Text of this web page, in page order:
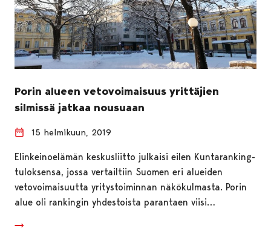
Porin alueen vetovoimaisuus yrittäjien
silmissä jatkaa nousuaan
15 helmikuun, 2019
Elinkeinoelämän keskusliitto julkaisi eilen Kuntaranking-
tuloksensa, jossa vertailtiin Suomen eri alueiden
vetovoimaisuutta yritystoiminnan näkökulmasta. Porin
alue oli rankingin yhdestoista parantaen viisi…